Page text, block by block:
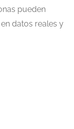
pueden
datos reales y